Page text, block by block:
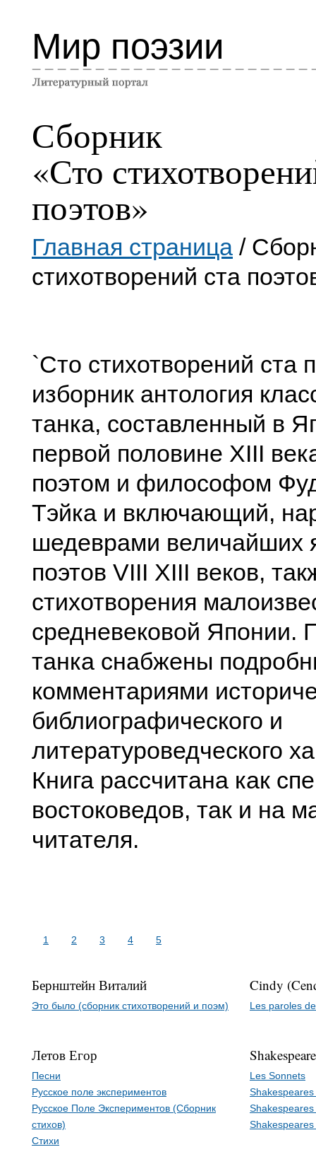
Мир поэзии
Сборник
«Сто
поэтов»
Главная страница /
стихотворений ста
`Сто стихотворений ста
изборник антология
танка, составленный в
первой половине XIII
поэтом и философом
Тэйка и включающий,
шедеврами величайших
поэтов VIII XIII веков,
стихотворения
средневековой Японии.
танка снабжены
комментариями
библиографического и
литературоведческого
Книга рассчитана как
востоковедов, так и на
читателя.
1 2 3 4 5
Бернштейн Виталий
Это было (сборник стихотворений и поэм)
Летов Егор
Песни
Русское поле экспериментов
Русское Поле Экспериментов (Сборник
стихов)
Стихи
Cindy
Les paroles
Les Sonnets